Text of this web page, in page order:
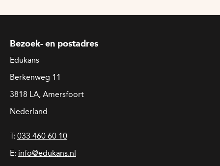
Bezoek- en postadres
Edukans
Berkenweg 11
3818 LA, Amersfoort
Nederland
T: 033 460 60 10
E: info@edukans.nl